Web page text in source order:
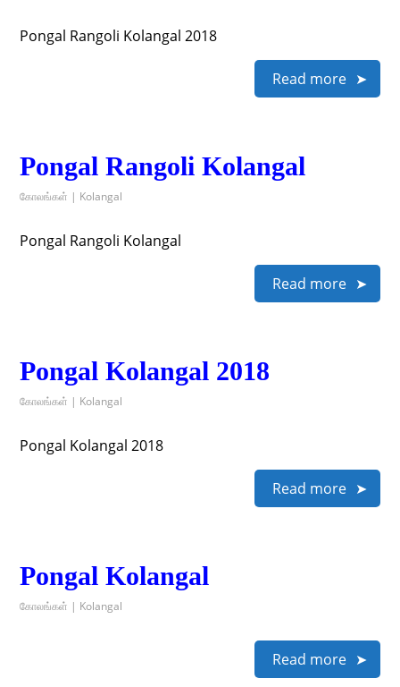
Pongal Rangoli Kolangal 2018
Read more
Pongal Rangoli Kolangal
கோலங்கள் | Kolangal
Pongal Rangoli Kolangal
Read more
Pongal Kolangal 2018
கோலங்கள் | Kolangal
Pongal Kolangal 2018
Read more
Pongal Kolangal
கோலங்கள் | Kolangal
Read more